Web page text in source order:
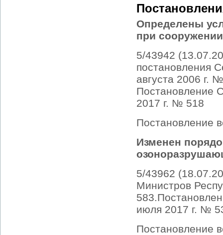
Определены
при
5/43942
постановления
августа 2006 г.
Постановление
2017 г. № 518
Постановление
Изменен
5/43962
Министров
июля 2017 г. №
Постановление